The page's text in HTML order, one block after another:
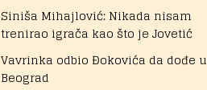
Siniša Mihajlović: Nikada nisam
trenirao igrača kao što je Jovetić
Vavrinka odbio Đokovića da dođe u
Beograd